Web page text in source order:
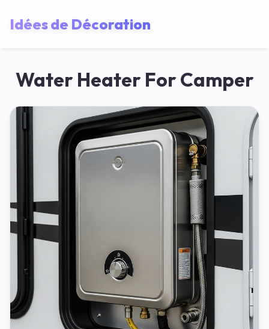
Idées de Décoration
Water Heater For Camper